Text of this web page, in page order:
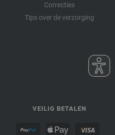
Correcties
Tips over de verzorging
VEILIG BETALEN